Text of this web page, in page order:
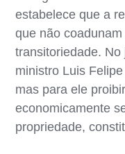
estabelece que a
que não
transitoriedade.
ministro Luis
mas para ele
economicamente
propriedade,